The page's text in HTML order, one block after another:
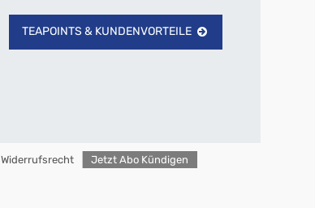
TEAPOINTS & KUNDENVORTEILE
Widerrufsrecht Jetzt Abo Kündigen